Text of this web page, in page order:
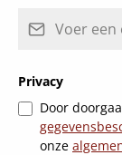
Privacy
Door
onze